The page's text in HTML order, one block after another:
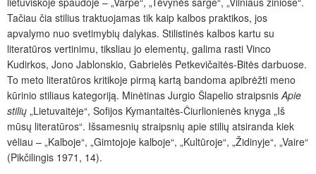
Tačiau čia stilius traktuojamas tik kaip kalbos praktikos, jos
apvalymo nuo svetimybių dalykas. Stilistinės kalbos kartu su
literatūros vertinimu, tiksliau jo elementų, galima rasti Vinco
Kudirkos, Jono Jablonskio, Gabrielės Petkevičaitės-Bitės darbuose.
To meto literatūros kritikoje pirmą kartą bandoma apibrėžti meno
kūrinio stiliaus kategoriją. Minėtinas Jurgio Šlapelio straipsnis Apie
stilių „Lietuvaitėje“, Sofijos Kymantaitės-Čiurlionienės knyga „Iš
mūsų literatūros“. Išsamesnių straipsnių apie stilių atsiranda kiek
vėliau – „Kalboje“, „Gimtojoje kalboje“, „Kultūroje“, „Židinyje“, „Vaire“
(Pikčilingis 1971, 14).